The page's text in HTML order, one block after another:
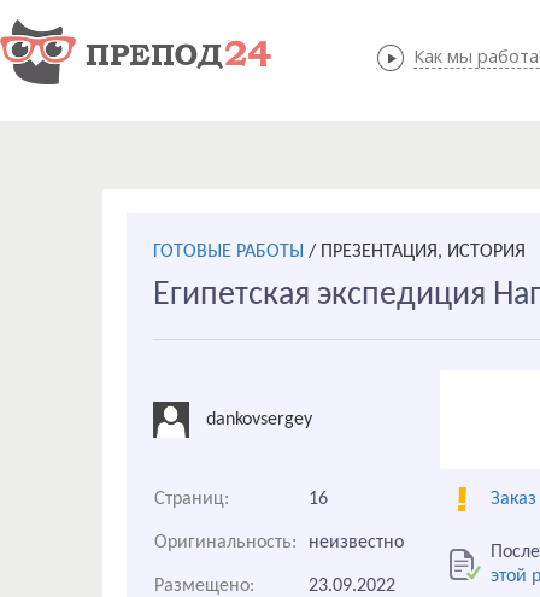
Как мы
Как мы
ГОТОВЫЕ РАБОТЫ / ПРЕЗЕНТАЦИЯ, ИСТОРИЯ
Египетская экспедиция
dankovsergey
Страниц: 16
Оригинальность: неизвестно
этой
Размещено: 23.09.2022